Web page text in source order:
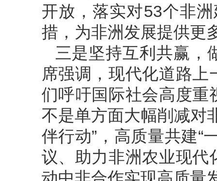
开放，落实对53个非
措，为非洲发展提供更
三是坚持互利共赢，
席强调，现代化道路
们呼吁国际社会高度重
不是单方面大幅削减对
伴行动”，高质量共建“
议、助力非洲农业现代